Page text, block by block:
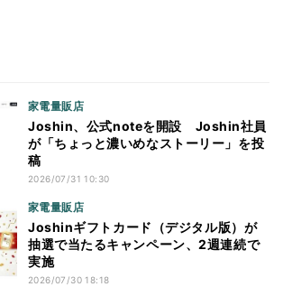
家電量販店
Joshin、公式noteを開設 Joshin社員
が「ちょっと濃いめなストーリー」を投
稿
2026/07/31 10:30
家電量販店
Joshinギフトカード（デジタル版）が
抽選で当たるキャンペーン、2週連続で
実施
2026/07/30 18:18